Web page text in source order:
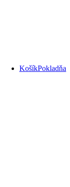
KošíkPokladňa